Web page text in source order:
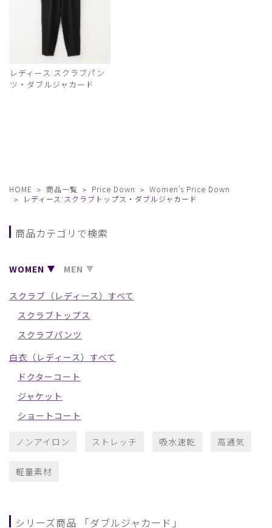
レディース:スクラブパン
ツ・ダブルジャカード
HOME 商品一覧 Price Down
Women's Price Down
レディース:スクラブトップス・ダブルジャカード
商品カテゴリで検索
WOMEN MEN
スクラブ（レディース）すべて
スクラブトップス
スクラブパンツ
白衣（レディース）すべて
ドクターコート
ジャケット
ショートコート
ノンアイロン ストレッチ 吸水速乾 高通気
軽量素材
シリーズ商品 「ダブルジャカード」